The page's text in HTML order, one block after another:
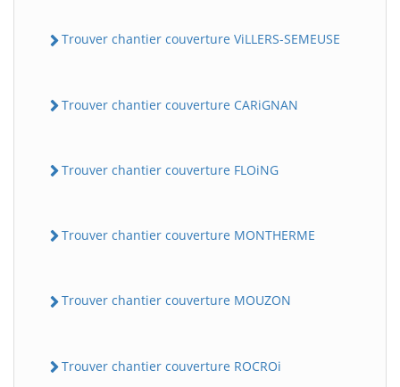
Trouver chantier couverture ViLLERS-SEMEUSE
Trouver chantier couverture CARiGNAN
Trouver chantier couverture FLOiNG
Trouver chantier couverture MONTHERME
Trouver chantier couverture MOUZON
Trouver chantier couverture ROCROi